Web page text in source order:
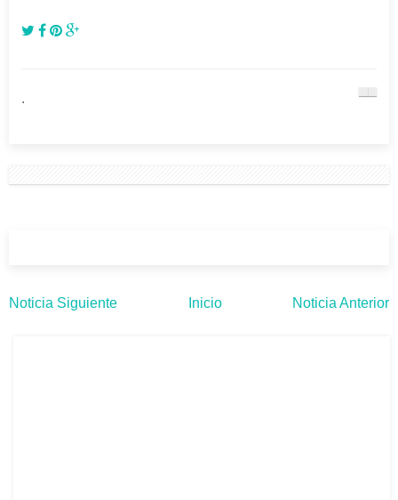
.
Noticia Siguiente Inicio Noticia Anterior